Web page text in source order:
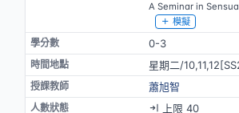
A Seminar in
模擬
0-3
星期二/
蕭旭智
上限 40